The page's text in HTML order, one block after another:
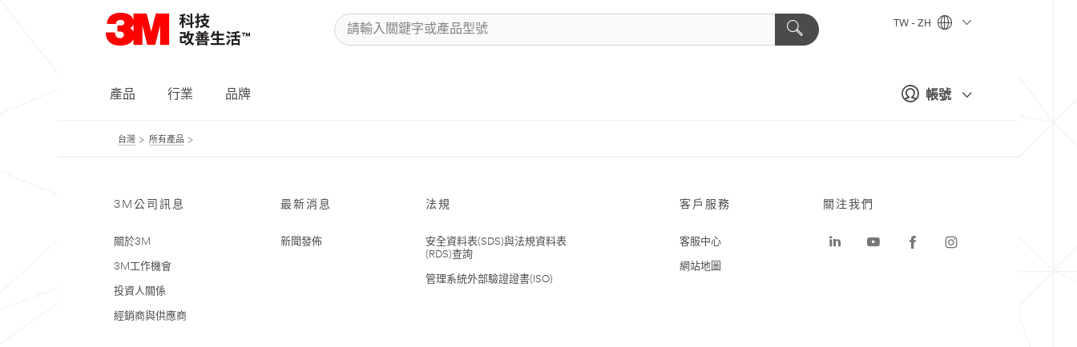
帳號
TW - ZH
產品 行業 品牌
台灣 所有產品
3M公司訊息
關於3M
3M工作機會
投資人關係
經銷商與供應商
最新消息
新聞發佈
法規
安全資料表(SDS)與法規資料表
(RDS)查詢
管理系統外部驗證證書(ISO)
客戶服務
客服中心
網站地圖
關注我們